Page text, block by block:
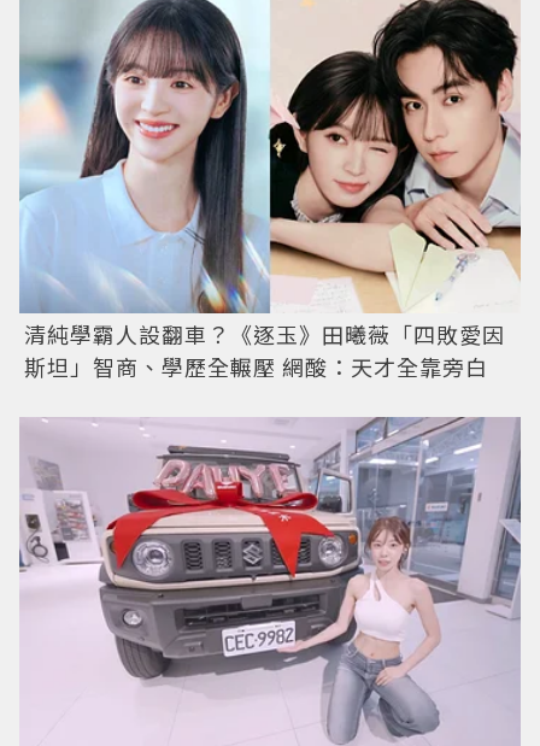
清純學霸人設翻車？《逐玉》田曦薇「四敗愛因
斯坦」智商、學歷全輾壓 網酸：天才全靠旁白